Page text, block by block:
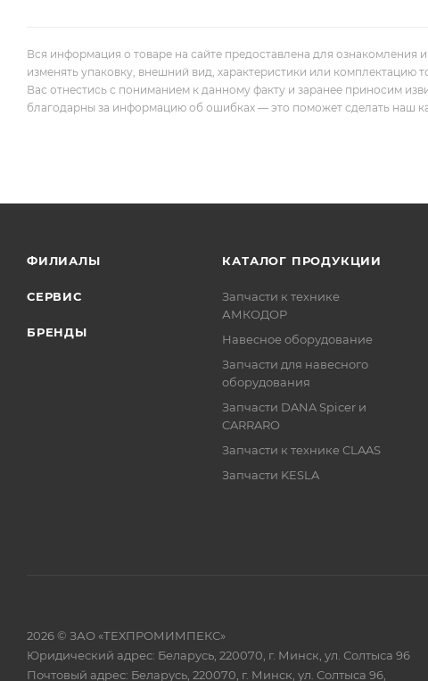
Вся информация о товаре на сайте предоставлена для
изменять упаковку, внешний вид, характеристики или
Вас отнестись с пониманием к данному факту и заранее приносим
благодарны за информацию об ошибках — это поможет сделать наш
ФИЛИАЛЫ
СЕРВИС
БРЕНДЫ
КАТАЛОГ ПРОДУКЦИИ
Запчасти к технике
АМКОДОР
Навесное оборудование
Запчасти для навесного
оборудования
Запчасти DANA Spicer и
CARRARO
Запчасти к технике CLAAS
Запчасти KESLA
2026 © ЗАО «ТЕХПРОМИМПЕКС»
Юридический адрес: Беларусь, 220070, г. Минск, ул. Солтыса 96
Почтовый адрес: Беларусь, 220070, г. Минск, ул. Солтыса 96,